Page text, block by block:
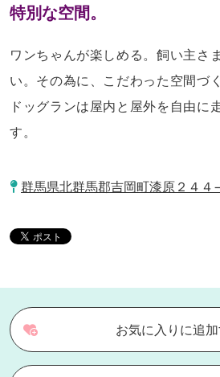
特別な空間。
ワンちゃんが楽しめる。飼い主さ
い。その為に、こだわった空間づ
ドッグランは屋内と屋外を自由に
す。
群馬県北群馬郡吉岡町漆原２４４
お気に入りに追